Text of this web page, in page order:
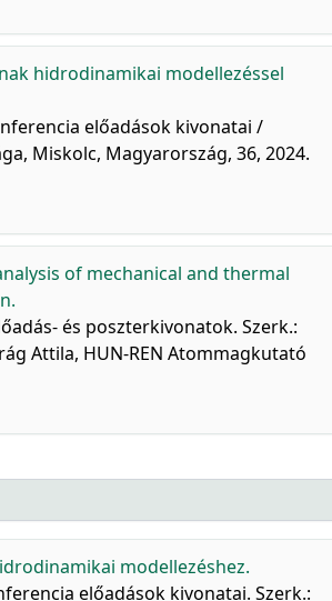
hidrodinamikai modellezéssel
előadások kivonatai /
Miskolc, Magyarország, 36, 2024.
of mechanical and thermal
és poszterkivonatok. Szerk.:
Attila, HUN-REN Atommagkutató
modellezéshez.
előadások kivonatai. Szerk.: